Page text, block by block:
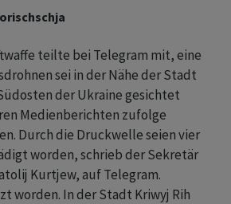
teilte bei Telegram mit, eine
sei in der Nähe der Stadt
der Ukraine gesichtet
Medienberichten zufolge
Durch die Druckwelle seien vier
worden, schrieb der Sekretär
Kurtjew, auf Telegram.
worden. In der Stadt Kriwyj Rih